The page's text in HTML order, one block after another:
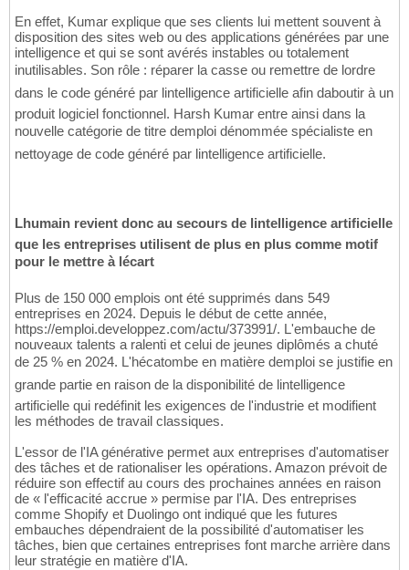
En effet, Kumar explique que ses clients lui mettent souvent à
disposition des sites web ou des applications générées par une
intelligence et qui se sont avérés instables ou totalement
inutilisables. Son rôle : réparer la casse ou remettre de lordre
dans le code généré par lintelligence artificielle afin daboutir à un
produit logiciel fonctionnel. Harsh Kumar entre ainsi dans la
nouvelle catégorie de titre demploi dénommée spécialiste en
nettoyage de code généré par lintelligence artificielle.
Lhumain revient donc au secours de lintelligence artificielle
que les entreprises utilisent de plus en plus comme motif
pour le mettre à lécart
Plus de 150 000 emplois ont été supprimés dans 549
entreprises en 2024. Depuis le début de cette année,
https://emploi.developpez.com/actu/373991/. L'embauche de
nouveaux talents a ralenti et celui de jeunes diplômés a chuté
de 25 % en 2024. L'hécatombe en matière demploi se justifie en
grande partie en raison de la disponibilité de lintelligence
artificielle qui redéfinit les exigences de l'industrie et modifient
les méthodes de travail classiques.
L'essor de l'IA générative permet aux entreprises d'automatiser
des tâches et de rationaliser les opérations. Amazon prévoit de
réduire son effectif au cours des prochaines années en raison
de « l'efficacité accrue » permise par l'IA. Des entreprises
comme Shopify et Duolingo ont indiqué que les futures
embauches dépendraient de la possibilité d'automatiser les
tâches, bien que certaines entreprises font marche arrière dans
leur stratégie en matière d'IA.